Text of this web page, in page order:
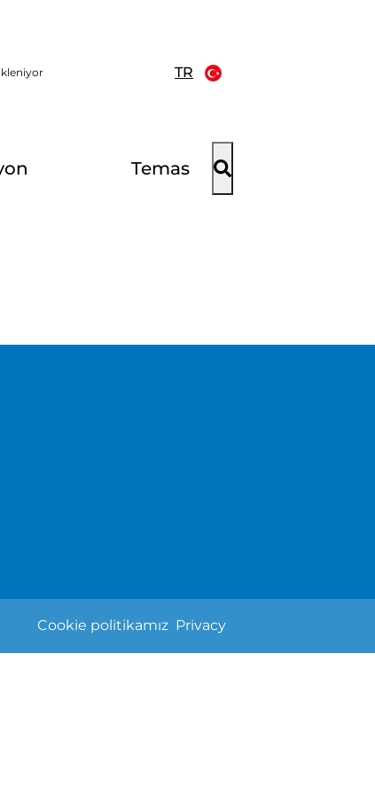
TR
Temas
Cookie politikamız Privacy